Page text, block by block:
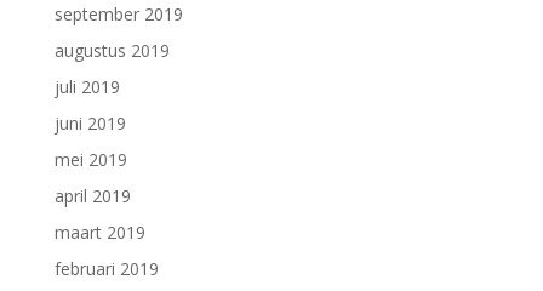
september 2019
augustus 2019
juli 2019
juni 2019
mei 2019
april 2019
maart 2019
februari 2019